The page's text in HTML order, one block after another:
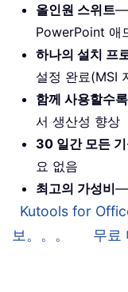
올인원 스위트—
PowerPoint 애
하나의 설치 프
설정 완료(MSI
함께 사용할수
서 생산성 향상
30 일간 모든
요 없음
최고의 가성비—
Kutools for
보。。。
무료